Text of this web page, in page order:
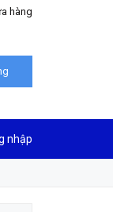
hàng
nhập